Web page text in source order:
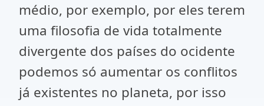
médio, por exemplo, por eles terem
uma filosofia de vida totalmente
divergente dos países do ocidente
podemos só aumentar os conflitos
já existentes no planeta, por isso